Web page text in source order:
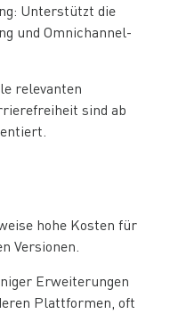
Unterstützt die
und Omnichannel-
relevanten
sind ab
hohe Kosten für
Versionen.
Erweiterungen
Plattformen, oft